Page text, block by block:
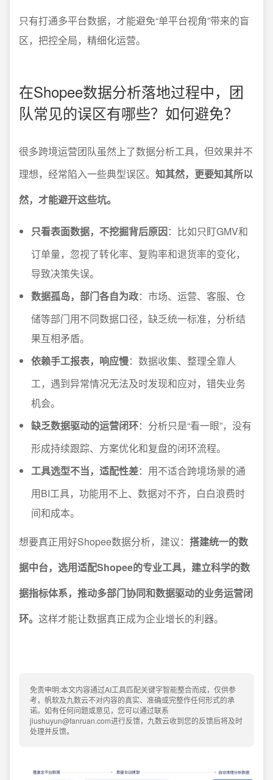
只有打通多平台数据，才能避免“单平台视角”带来的盲
区，把控全局，精细化运营。
在Shopee数据分析落地过程中，团
队常见的误区有哪些？如何避免？
很多跨境运营团队虽然上了数据分析工具，但效果并不
理想，经常陷入一些典型误区。 知其然，更要知其所以
然，才能避开这些坑。
只看表面数据，不挖掘背后原因：比如只盯GMV和
订单量，忽视了转化率、复购率和退货率的变化，
导致决策失误。
数据孤岛，部门各自为政：市场、运营、客服、仓
储等部门用不同数据口径，缺乏统一标准，分析结
果互相矛盾。
依赖手工报表，响应慢：数据收集、整理全靠人
工，遇到异常情况无法及时发现和应对，错失业务
机会。
缺乏数据驱动的运营闭环：分析只是“看一眼”，没有
形成持续跟踪、方案优化和复盘的闭环流程。
工具选型不当，适配性差：用不适合跨境场景的通
用BI工具，功能用不上、数据对不齐，白白浪费时
间和成本。
想要真正用好Shopee数据分析，建议： 搭建统一的数
据中台，选用适配Shopee的专业工具，建立科学的数
据指标体系，推动多部门协同和数据驱动的业务运营闭
环。 这样才能让数据真正成为企业增长的利器。
免责申明:本文内容通过AI工具匹配关键字智能整合而成，仅供参
考，帆软及九数云不对内容的真实、准确或完整作任何形式的承
诺。如有任何问题或意见，您可以通过联系
jiushuyun@fanruan.com进行反馈，九数云收到您的反馈后将及时
处理并反馈。